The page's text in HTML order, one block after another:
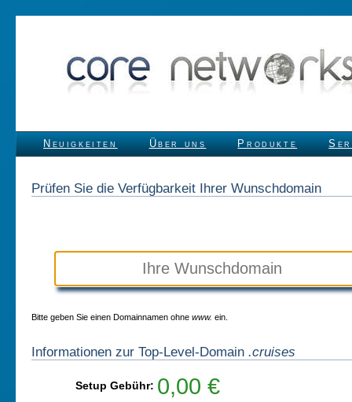
Neuigkeiten Über uns Produkte
Prüfen Sie die Verfügbarkeit Ihrer Wunschdomain
Bitte geben Sie einen Domainnamen ohne www. ein.
Informationen zur Top-Level-Domain .cruises
Setup Gebühr: 0,00 €